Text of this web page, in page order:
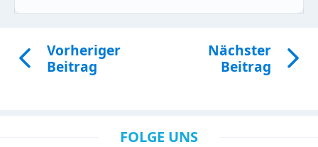
Vorheriger
Beitrag
Nächster
Beitrag
FOLGE UNS